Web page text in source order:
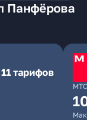
Панфёрова
11 тарифов
МТС